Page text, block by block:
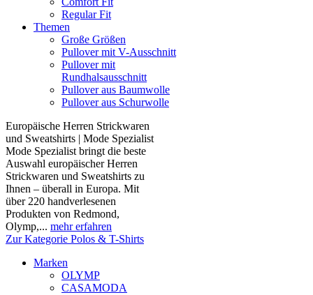
Regular Fit
Themen
Große Größen
Pullover mit V-Ausschnitt
Pullover mit
Rundhalsausschnitt
Pullover aus Baumwolle
Pullover aus Schurwolle
Europäische Herren Strickwaren
und Sweatshirts | Mode Spezialist
Mode Spezialist bringt die beste
Auswahl europäischer Herren
Strickwaren und Sweatshirts zu
Ihnen – überall in Europa. Mit
über 220 handverlesenen
Produkten von Redmond,
Olymp,... mehr erfahren
Zur Kategorie Polos & T-Shirts
Marken
OLYMP
CASAMODA